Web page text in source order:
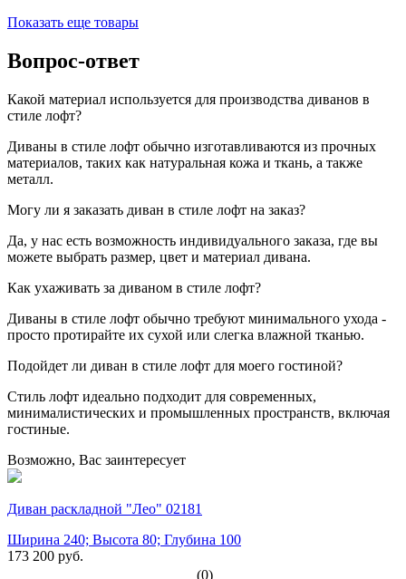
Показать еще товары
Вопрос-ответ
Какой материал используется для производства диванов в
стиле лофт?
Диваны в стиле лофт обычно изготавливаются из прочных
материалов, таких как натуральная кожа и ткань, а также
металл.
Могу ли я заказать диван в стиле лофт на заказ?
Да, у нас есть возможность индивидуального заказа, где вы
можете выбрать размер, цвет и материал дивана.
Как ухаживать за диваном в стиле лофт?
Диваны в стиле лофт обычно требуют минимального ухода -
просто протирайте их сухой или слегка влажной тканью.
Подойдет ли диван в стиле лофт для моего гостиной?
Стиль лофт идеально подходит для современных,
минималистических и промышленных пространств, включая
гостиные.
Возможно, Вас заинтересует
Диван раскладной "Лео" 02181
Ширина 240; Высота 80; Глубина 100
173 200 руб.
(0)